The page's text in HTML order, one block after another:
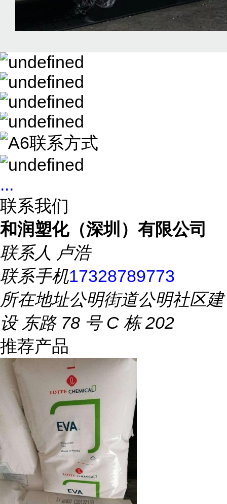
...
联系我们
和润塑化（深圳）有限公司
联系人 卢浩
联系手机17328789773
所在地址公明街道公明社区建
设 东路 78 号 C 栋 202
推荐产品